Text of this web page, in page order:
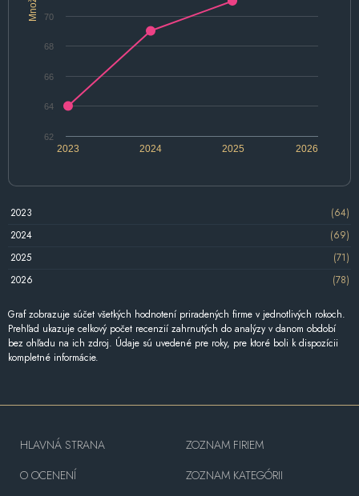
2024 2026
2023 2025
62
64
66
68
70
2023
(64)
2024
(69)
2025
(71)
2026
(78)
Graf zobrazuje súčet všetkých hodnotení priradených firme v jednotlivých rokoch.
Prehľad ukazuje celkový počet recenzií zahrnutých do analýzy v danom období
bez ohľadu na ich zdroj. Údaje sú uvedené pre roky, pre ktoré boli k dispozícii
kompletné informácie.
HLAVNÁ STRANA
O OCENENÍ
ZOZNAM FIRIEM
ZOZNAM KATEGÓRII